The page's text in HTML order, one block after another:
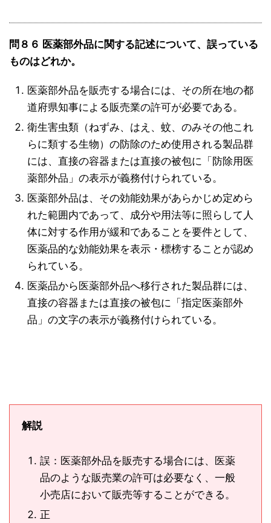
問８６ 医薬部外品に関する記述について、誤っている
ものはどれか。
医薬部外品を販売する場合には、その所在地の都
道府県知事による販売業の許可が必要である。
衛生害虫類（ねずみ、はえ、蚊、のみその他これ
らに類する生物）の防除のため使用される製品群
には、直接の容器または直接の被包に「防除用医
薬部外品」の表示が義務付けられている。
医薬部外品は、その効能効果があらかじめ定めら
れた範囲内であって、成分や用法等に照らして人
体に対する作用が緩和であることを要件として、
医薬品的な効能効果を表示・標榜することが認め
られている。
医薬品から医薬部外品へ移行された製品群には、
直接の容器または直接の被包に「指定医薬部外
品」の文字の表示が義務付けられている。
解説
誤：医薬部外品を販売する場合には、医薬
品のような販売業の許可は必要なく、一般
小売店において販売等することができる。
正